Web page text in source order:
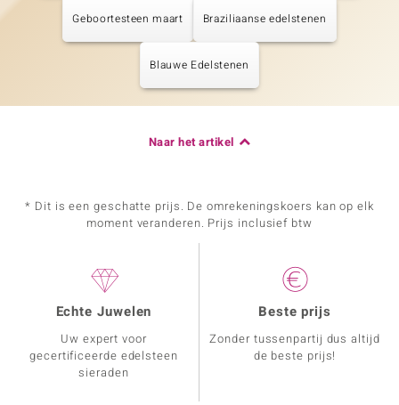
Geboortesteen maart Braziliaanse edelstenen
Blauwe Edelstenen
Naar het artikel
* Dit is een geschatte prijs. De omrekeningskoers kan op elk
moment veranderen. Prijs inclusief btw
Echte Juwelen
Uw expert voor
gecertificeerde edelsteen
sieraden
Beste prijs
Zonder tussenpartij dus altijd
de beste prijs!